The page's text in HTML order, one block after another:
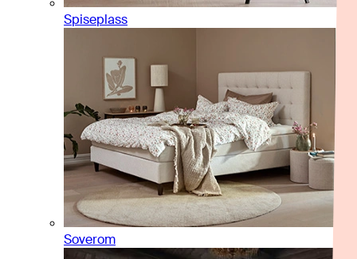
Spiseplass
Soverom